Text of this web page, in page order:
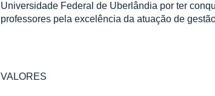
Universidade Federal de Uberlândia por ter
professores pela excelência da atuação de
VALORES